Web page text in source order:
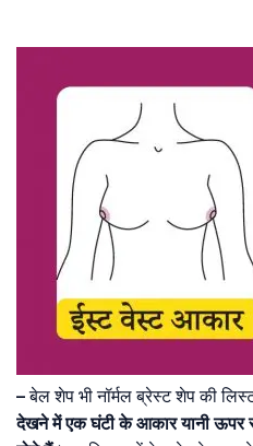
–बेल शेप भी नॉर्मल ब्रेस्ट शेप की
देखने में एक घंटी के आकार यानी ऊपर